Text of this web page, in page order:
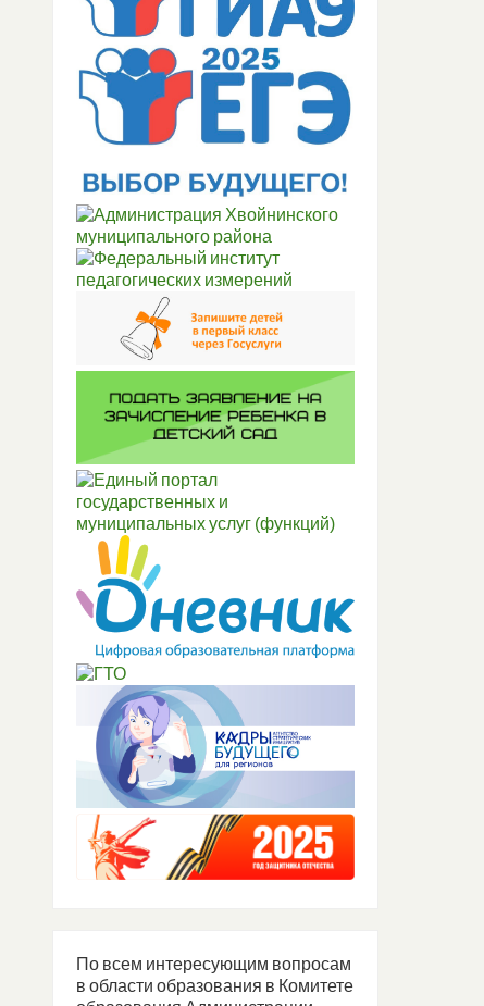
По всем интересующим вопросам
в области образования в Комитете